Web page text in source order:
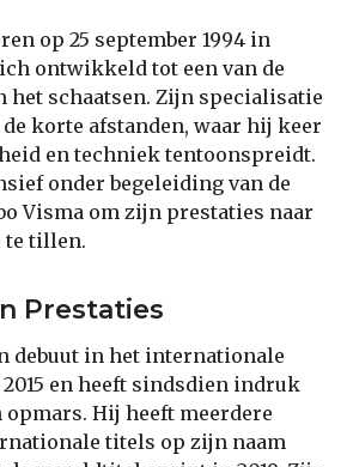
op 25 september 1994 in
ontwikkeld tot een van de
het schaatsen. Zijn specialisatie
korte afstanden, waar hij keer
en techniek tentoonspreidt.
onder begeleiding van de
Visma om zijn prestaties naar
te tillen.
Prestaties
debuut in het internationale
en heeft sindsdien indruk
Hij heeft meerdere
titels op zijn naam